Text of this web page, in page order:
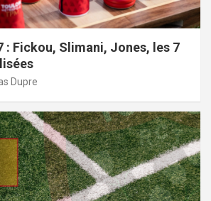
: Fickou, Slimani, Jones, les 7
Dupre